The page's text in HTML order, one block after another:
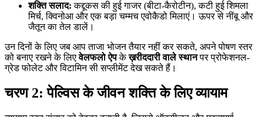
शक्ति सलाद: कद्दूकस की हुई गाजर (बीटा-कैरोटीन), कटी हुई शिमला
मिर्च, क्विनोआ और एक बड़ा चम्मच एवोकैडो मिलाएं। ऊपर से नींबू और
जैतून का तेल डालें।
उन दिनों के लिए जब आप ताजा भोजन तैयार नहीं कर सकते, अपने पोषण स्तर
को बनाए रखने के लिएवेलफलो ऐपकेख़रीददारी वाले स्थानपर प्रोफेशनल-
ग्रेड फोलेट और विटामिन सी सप्लीमेंट देख सकते हैं।
चरण 2: पेल्विस के जीवन शक्ति के लिए व्यायाम